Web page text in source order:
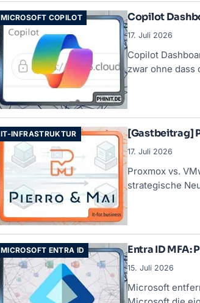
MICROSOFT COPILOT Copilot
Copilot
zwar ohne
17. Juli 2026
IT-INFRASTRUKTUR [Gastbeitrag]
Proxmox vs.
strategische
17. Juli 2026
MICROSOFT ENTRA ID Entra ID MFA:
Microsoft
15. Juli 2026